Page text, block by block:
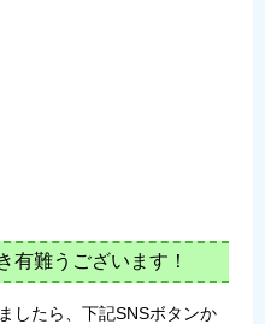
有難うございます！
したら、下記SNSボタンか